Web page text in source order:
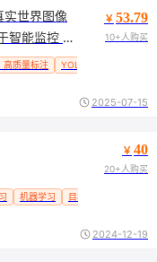
实世界图像
智能监控 自
高质量标注 YOLO 格式
￥ 53.79
10+人购买
2025-07-15
机器学习 目标检测
￥ 40
20+人购买
2024-12-19